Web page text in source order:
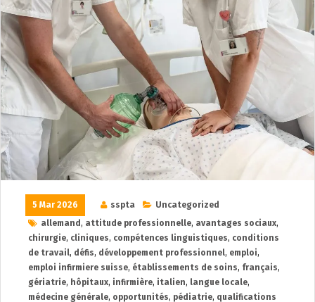
5 Mar 2026 sspta
Uncategorized
allemand , attitude professionnelle, avantages sociaux,
chirurgie, cliniques, compétences linguistiques, conditions
de travail, défis, développement professionnel, emploi,
emploi infirmiere suisse, établissements de soins, français,
gériatrie, hôpitaux, infirmière, italien, langue locale,
médecine générale, opportunités, pédiatrie, qualifications